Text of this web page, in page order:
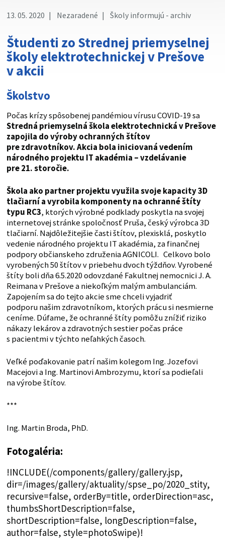
13. 05. 2020 Nezaradené Školy informujú - archiv
Študenti zo Strednej priemyselnej
školy elektrotechnickej v Prešove
v akcii
Školstvo
Počas krízy spôsobenej pandémiou vírusu COVID-19 sa
Stredná priemyselná škola elektrotechnická v Prešove
zapojila do výroby ochranných štítov
pre zdravotníkov. Akcia bola iniciovaná vedením
národného projektu IT akadémia – vzdelávanie
pre 21. storočie.
Škola ako partner projektu využila svoje kapacity 3D
tlačiarní a vyrobila komponenty na ochranné štíty
typu RC3, ktorých výrobné podklady poskytla na svojej
internetovej stránke spoločnosť Pruša, český výrobca 3D
tlačiarní. Najdôležitejšie časti štítov, plexisklá, poskytlo
vedenie národného projektu IT akadémia, za finančnej
podpory občianskeho združenia AGNICOLI. Celkovo bolo
vyrobených 50 štítov v priebehu dvoch týždňov. Vyrobené
štíty boli dňa 6.5.2020 odovzdané Fakultnej nemocnici J. A.
Reimana v Prešove a niekoľkým malým ambulanciám.
Zapojením sa do tejto akcie sme chceli vyjadriť
podporu našim zdravotníkom, ktorých prácu si nesmierne
ceníme. Dúfame, že ochranné štíty pomôžu znížiť riziko
nákazy lekárov a zdravotných sestier počas práce
s pacientmi v týchto neľahkých časoch.
Veľké poďakovanie patrí našim kolegom Ing. Jozefovi
Macejovi a Ing. Martinovi Ambrozymu, ktorí sa podieľali
na výrobe štítov.
***
Ing. Martin Broda, PhD.
Fotogaléria:
!INCLUDE(/components/gallery/gallery.jsp,
dir=/images/gallery/aktuality/spse_po/2020_stity,
recursive=false, orderBy=title, orderDirection=asc,
thumbsShortDescription=false,
shortDescription=false, longDescription=false,
author=false, style=photoSwipe)!